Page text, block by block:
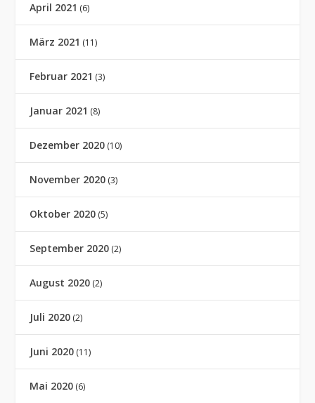
April 2021 (6)
März 2021 (11)
Februar 2021 (3)
Januar 2021 (8)
Dezember 2020 (10)
November 2020 (3)
Oktober 2020 (5)
September 2020 (2)
August 2020 (2)
Juli 2020 (2)
Juni 2020 (11)
Mai 2020 (6)